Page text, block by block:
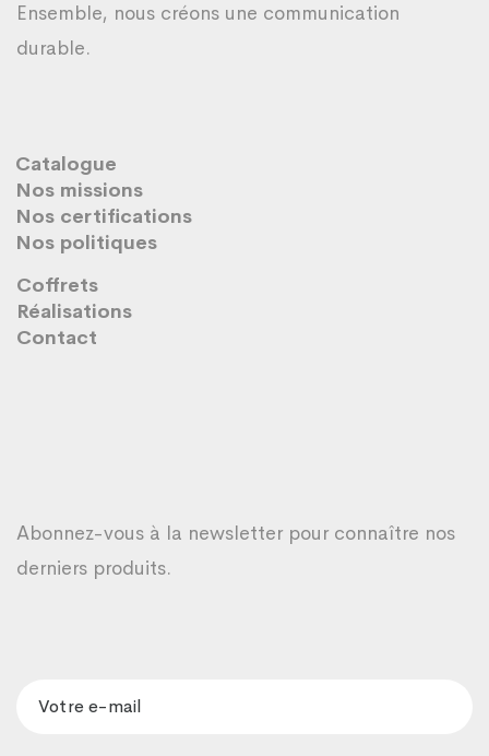
Ensemble, nous créons une communication
durable.
Catalogue
Nos missions
Nos certifications
Nos politiques
Coffrets
Réalisations
Contact
Abonnez-vous à la newsletter pour connaître nos
derniers produits.